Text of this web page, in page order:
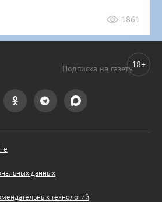
1861
Подписка на газету
данных
технологий
18+